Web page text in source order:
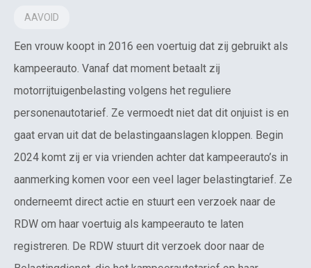
AAVOID
Een vrouw koopt in 2016 een voertuig dat zij gebruikt als
kampeerauto. Vanaf dat moment betaalt zij
motorrijtuigenbelasting volgens het reguliere
personenautotarief. Ze vermoedt niet dat dit onjuist is en
gaat ervan uit dat de belastingaanslagen kloppen. Begin
2024 komt zij er via vrienden achter dat kampeerauto’s in
aanmerking komen voor een veel lager belastingtarief. Ze
onderneemt direct actie en stuurt een verzoek naar de
RDW om haar voertuig als kampeerauto te laten
registreren. De RDW stuurt dit verzoek door naar de